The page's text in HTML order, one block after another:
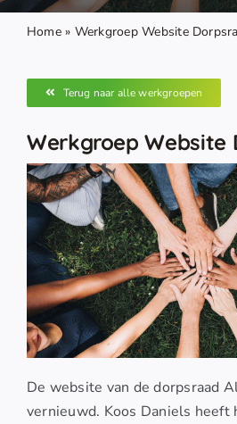
Home» Werkgroep Website
Terug naar alle werkgroepen
Werkgroep Website
De website van de dorpsraad
vernieuwd. Koos Daniels heeft